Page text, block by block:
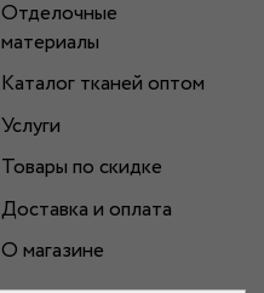
Отделочные
материалы
Каталог тканей оптом
Услуги
Товары по скидке
Доставка и оплата
О магазине